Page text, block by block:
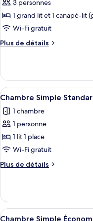
photos
pour
ce
type
de
Suite
Studio
Supérieure
3 personnes
1 grand lit et 1 canapé-lit
Wi-Fi gratuit
Plus de détails
Plus
le
type
de
Suite
Studio
Afficher
toutes
les
photos
pour
ce
type
de
Chambre
Simple
Standard
4
Chambre Simple
1 chambre
1 personne
1 lit 1 place
Wi-Fi gratuit
Plus de détails
Plus
le
type
de
Afficher
4
Chambre Simple